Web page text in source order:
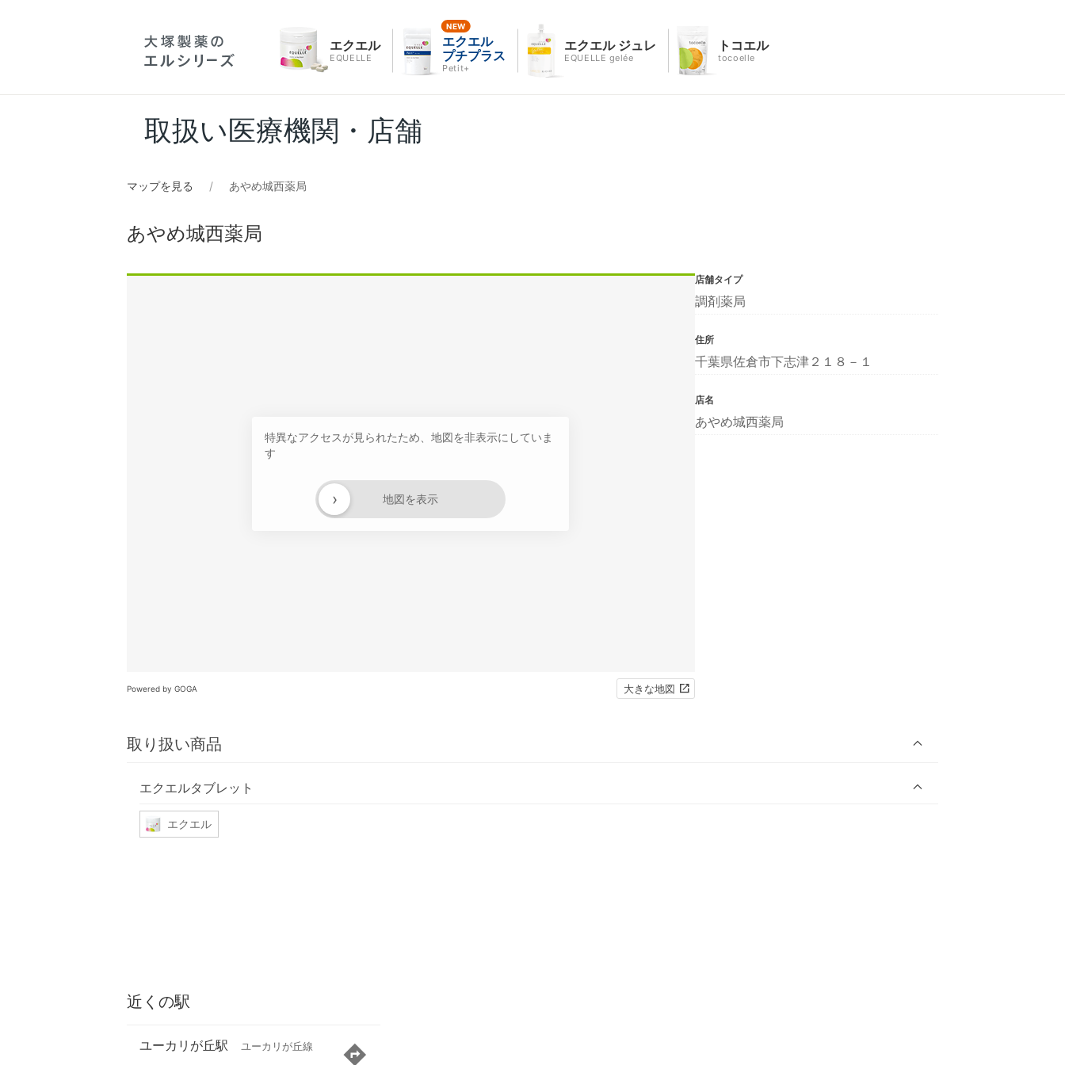
エクエル
EQUELLE
エクエル
プチプラス
Petit+
エクエル ジュレ
EQUELLE gelée
トコエル
tocoelle
取扱い医療機関・店舗
マップを見る あやめ城西薬局
あやめ城西薬局
特異なアクセスが見られたため、地図を非表示にしていま
す
地図を表示
›
Powered by GOGA 大きな地図
取り扱い商品
エクエルタブレット
エクエル
店舗タイプ
調剤薬局
住所
千葉県佐倉市下志津２１８－１
店名
あやめ城西薬局
近くの駅
ユーカリが丘駅 ユーカリが丘線